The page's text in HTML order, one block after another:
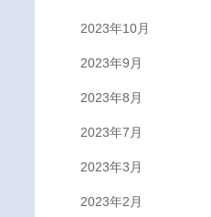
2023年10月
2023年9月
2023年8月
2023年7月
2023年3月
2023年2月